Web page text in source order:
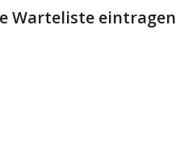
Warteliste eintragen